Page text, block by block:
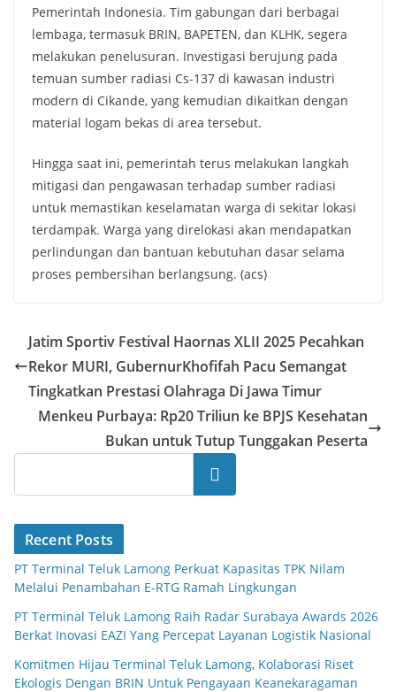
Pemerintah Indonesia. Tim gabungan dari berbagai
lembaga, termasuk BRIN, BAPETEN, dan KLHK, segera
melakukan penelusuran. Investigasi berujung pada
temuan sumber radiasi Cs-137 di kawasan industri
modern di Cikande, yang kemudian dikaitkan dengan
material logam bekas di area tersebut.
Hingga saat ini, pemerintah terus melakukan langkah
mitigasi dan pengawasan terhadap sumber radiasi
untuk memastikan keselamatan warga di sekitar lokasi
terdampak. Warga yang direlokasi akan mendapatkan
perlindungan dan bantuan kebutuhan dasar selama
proses pembersihan berlangsung. (acs)
Jatim Sportiv Festival Haornas XLII 2025 Pecahkan
Rekor MURI, GubernurKhofifah Pacu Semangat
Tingkatkan Prestasi Olahraga Di Jawa Timur
Menkeu Purbaya: Rp20 Triliun ke BPJS Kesehatan
Bukan untuk Tutup Tunggakan Peserta
Search
Recent Posts
PT Terminal Teluk Lamong Perkuat Kapasitas TPK Nilam
Melalui Penambahan E-RTG Ramah Lingkungan
PT Terminal Teluk Lamong Raih Radar Surabaya Awards 2026
Berkat Inovasi EAZI Yang Percepat Layanan Logistik Nasional
Komitmen Hijau Terminal Teluk Lamong, Kolaborasi Riset
Ekologis Dengan BRIN Untuk Pengayaan Keanekaragaman